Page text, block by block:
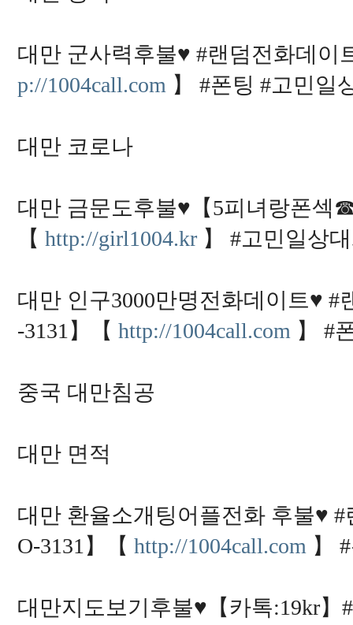
대만 군사력후불♥ #랜덤전화데
p://1004call.com 】 #폰팅 #고민일
대만 코로나
대만 금문도후불♥【5피녀랑폰섹
【 http://girl1004.kr 】 #고민일상
대만 인구3000만명전화데이트♥
-3131】【 http://1004call.com 】 #
중국 대만침공
대만 면적
대만 환율소개팅어플전화 후불♥
O-3131】【 http://1004call.com 】
대만지도보기후불♥【카톡:19kr